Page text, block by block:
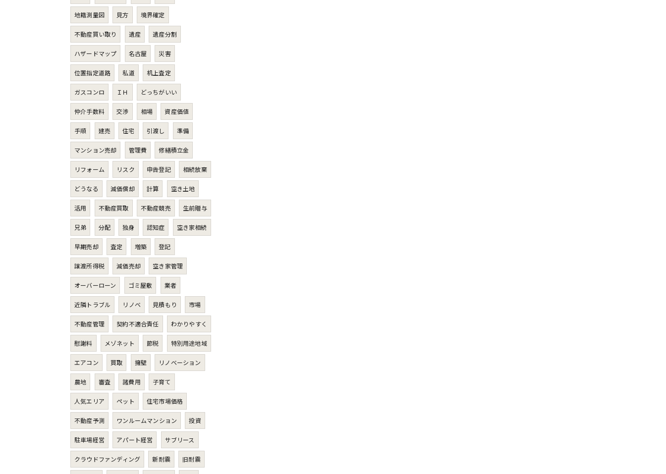
地籍測量図 見方 境界確定
不動産買い取り 遺産 遺産分割
ハザードマップ 名古屋 災害
位置指定道路 私道 机上査定
ガスコンロ ＩＨ どっちがいい
仲介手数料 交渉 相場 資産価値
手順 建売 住宅 引渡し 準備
マンション売却 管理費 修繕積立金
リフォーム リスク 申告登記 相続放棄
どうなる 減価償却 計算 空き土地
活用 不動産買取 不動産競売 生前贈与
兄弟 分配 独身 認知症 空き家相続
早期売却 査定 増築 登記
譲渡所得税 減価売却 空き家管理
オーバーローン ゴミ屋敷 業者
近隣トラブル リノベ 見積もり 市場
不動産管理 契約不適合責任 わかりやすく
慰謝料 メゾネット 節税 特別用途地域
エアコン 買取 擁壁 リノベーション
農地 審査 諸費用 子育て
人気エリア ペット 住宅市場価格
不動産予測 ワンルームマンション 投資
駐車場経営 アパート経営 サブリース
クラウドファンディング 新耐震 旧耐震